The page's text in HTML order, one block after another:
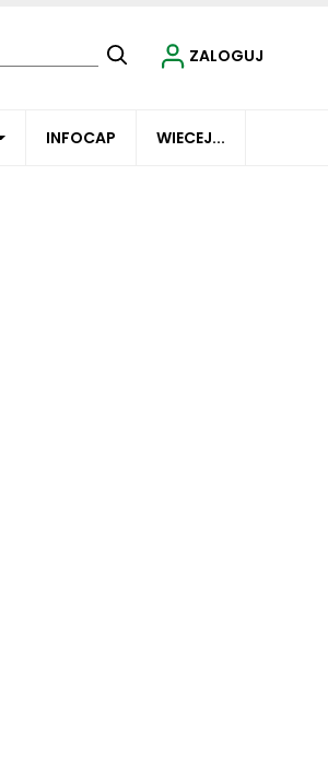
INFOCAP WIECEJ...
ZALOGUJ